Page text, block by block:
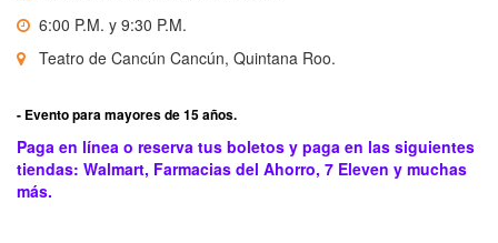
6:00 P.M. y 9:30 P.M.
Teatro de Cancún Cancún, Quintana Roo.
- Evento para mayores de 15 años.
Paga en línea o reserva tus boletos y paga en las siguientes
tiendas: Walmart, Farmacias del Ahorro, 7 Eleven y muchas
más.